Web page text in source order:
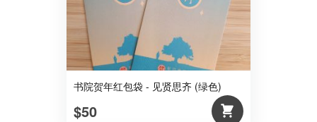
书院贺年红包袋 - 见贤思齐 (绿色)
$50